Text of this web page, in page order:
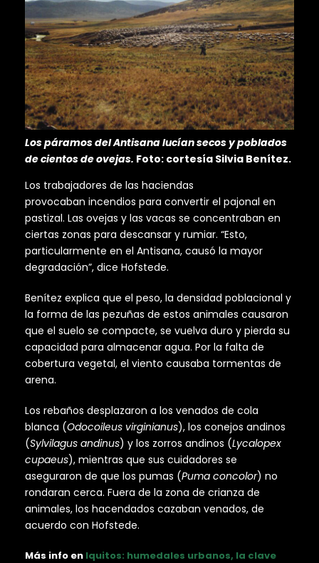
Los páramos del Antisana lucían secos y poblados
de cientos de ovejas. Foto: cortesía Silvia Benítez.
Los trabajadores de las haciendas
provocaban incendios para convertir el pajonal en
pastizal. Las ovejas y las vacas se concentraban en
ciertas zonas para descansar y rumiar. “Esto,
particularmente en el Antisana, causó la mayor
degradación”, dice Hofstede.
Benítez explica que el peso, la densidad poblacional y
la forma de las pezuñas de estos animales causaron
que el suelo se compacte, se vuelva duro y pierda su
capacidad para almacenar agua. Por la falta de
cobertura vegetal, el viento causaba tormentas de
arena.
Los rebaños desplazaron a los venados de cola
blanca (Odocoileus virginianus), los conejos andinos
(Sylvilagus andinus) y los zorros andinos (Lycalopex
cupaeus), mientras que sus cuidadores se
aseguraron de que los pumas (Puma concolor) no
rondaran cerca. Fuera de la zona de crianza de
animales, los hacendados cazaban venados, de
acuerdo con Hofstede.
Más info en Iquitos: humedales urbanos, la clave